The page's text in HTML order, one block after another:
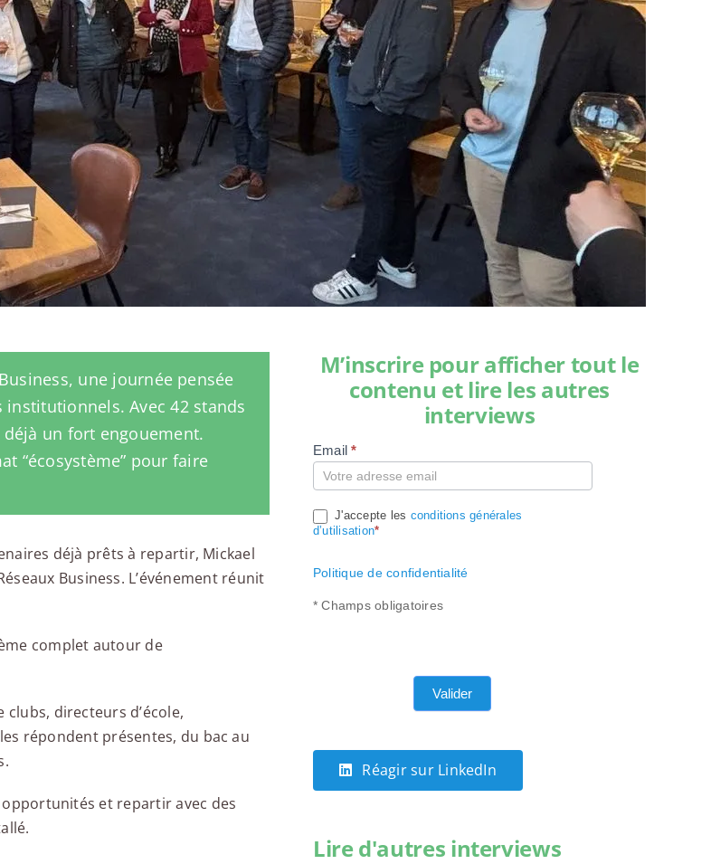
une journée pensée
Avec 42 stands
un fort engouement.
“écosystème” pour faire
déjà prêts à repartir, Mickael
Business. L’événement réunit
complet autour de
directeurs d’école,
répondent présentes, du bac au
et repartir avec des
M’inscrire pour afficher tout le
contenu et lire les autres
interviews
Compte
Email*
J'accepte les conditions générales
d’utilisation*
Politique de confidentialité
* Champs obligatoires
Valider
Réagir sur LinkedIn
Lire d'autres interviews